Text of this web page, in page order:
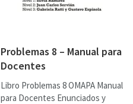
Problemas 8 – Manual para
Docentes
Libro Problemas 8 OMAPA Manual
para Docentes Enunciados y